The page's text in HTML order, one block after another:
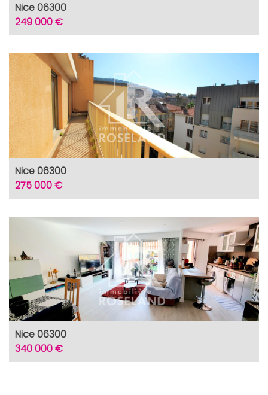
Nice 06300
249 000 €
Nice 06300
275 000 €
Nice 06300
340 000 €